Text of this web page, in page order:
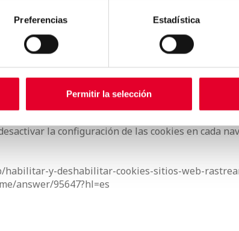
Preferencias Estadística
Permitir la selección
para cumplir con las finalidades para las que
to show the cookie declaration for domain
Cookiebot Manager to authorize the domain.
podrán ser eliminadas automáticamente o
CON LAS COOKIES?
las preferencias de cookies, para tener un
la configuración de las cookies en cada
y-deshabilitar-cookies-sitios-web-
answer/95647?hl=es